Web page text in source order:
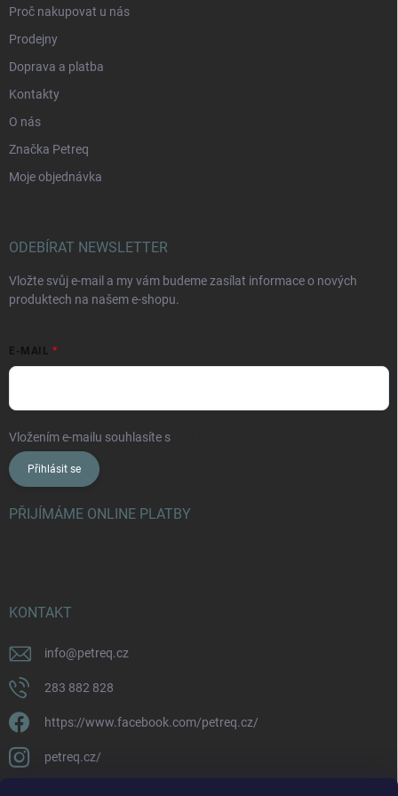
Proč nakupovat u nás
Prodejny
Doprava a platba
Kontakty
O nás
Značka Petreq
Moje objednávka
ODEBÍRAT NEWSLETTER
Vložte svůj e-mail a my vám budeme zasílat informace o nových
produktech na našem e-shopu.
E-MAIL
Vložením e-mailu souhlasíte s
Přihlásit se
PŘIJÍMÁME ONLINE PLATBY
KONTAKT
info@petreq.cz
283 882 828
https://www.facebook.com/petreq.cz/
petreq.cz/